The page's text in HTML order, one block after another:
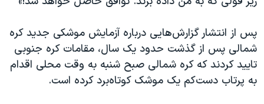
پس از انتشار گزارش‌هایی درباره آزمایش موشکی جدید کره
شمالی پس از گذشت حدود یک سال، مقامات کره جنوبی
تایید کردند که کره شمالی صبح شنبه به وقت محلی اقدام
به پرتاب دست‌کم یک موشک کوتاه‌برد کرده است.